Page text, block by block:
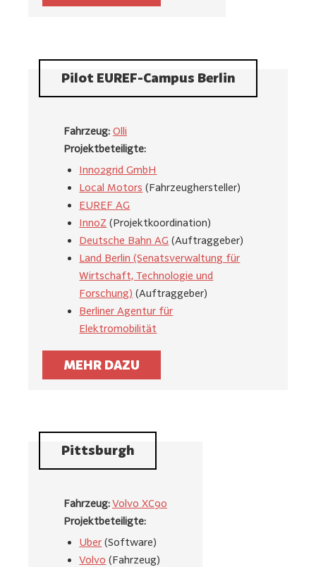
Pilot EUREF-Campus Berlin
Fahrzeug: Olli
Projektbeteiligte:
Inno2grid GmbH
Local Motors (Fahrzeughersteller)
EUREF AG
InnoZ (Projektkoordination)
Deutsche Bahn AG (Auftraggeber)
Land Berlin (Senatsverwaltung für
Wirtschaft, Technologie und
Forschung) (Auftraggeber)
Berliner Agentur für
Elektromobilität
MEHR DAZU
Pittsburgh
Fahrzeug:Volvo XC90
Projektbeteiligte:
Uber (Software)
Volvo (Fahrzeug)